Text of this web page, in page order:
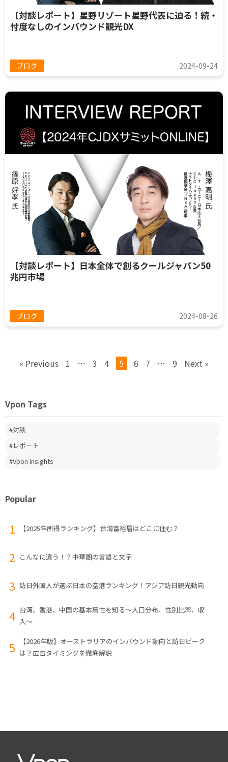
【対談レポート】星野リゾート星野代表に迫る！続・
忖度なしのインバウンド観光DX
ブログ 2024-09-24
【対談レポート】日本全体で創るクールジャパン50
兆円市場
ブログ 2024-08-26
« Previous 1 … 3 4 5 6 7 … 9 Next »
Vpon Tags
対談
レポート
Vpon Insights
Popular
【2025年所得ランキング】台湾富裕層はどこに住む？
こんなに違う！？中華圏の言語と文字
訪日外国人が選ぶ日本の空港ランキング！アジア訪日観光動向
台湾、香港、中国の基本属性を知る〜人口分布、性別比率、収
入〜
【2026年版】オーストラリアのインバウンド動向と訪日ピーク
は？広告タイミングを徹底解説